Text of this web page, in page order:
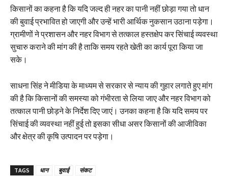
किसानों का कहना है कि यदि जल्द ही नहर का पानी नहीं छोड़ा गया तो धान
की बुवाई प्रभावित हो जाएगी और उन्हें भारी आर्थिक नुकसान उठाना पड़ेगा।
ग्रामीणों ने प्रशासन और नहर विभाग से तत्काल हस्तक्षेप कर सिंचाई व्यवस्था
सुचारु कराने की मांग की है ताकि समय रहते खेती का कार्य पूरा किया जा
सके।
साधना सिंह ने मीडिया के माध्यम से सरकार से न्याय की गुहार लगाते हुए मांग
की है कि किसानों की समस्या को गंभीरता से लिया जाए और नहर विभाग को
तत्काल पानी छोड़ने के निर्देश दिए जाएं। उनका कहना है कि यदि समय पर
सिंचाई की व्यवस्था नहीं हुई तो इसका सीधा असर किसानों की आजीविका
और क्षेत्र की कृषि उत्पादन पर पड़ेगा।
TAGS धान बुवाई संकट